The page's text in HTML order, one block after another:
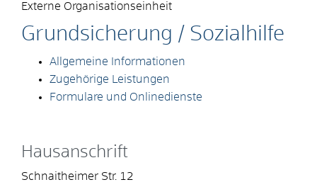
Externe Organisationseinheit
Grundsicherung / Sozialhilfe
Allgemeine Informationen
Zugehörige Leistungen
Formulare und Onlinedienste
Hausanschrift
Schnaitheimer Str. 12